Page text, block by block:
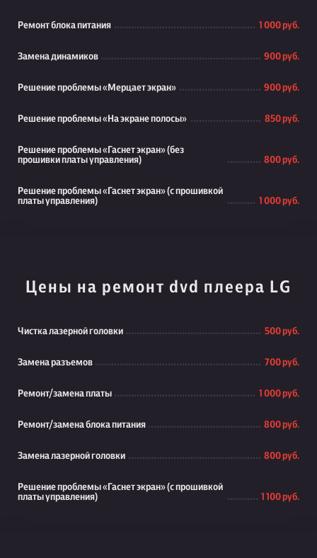
Ремонт блока питания 1 000 руб.
Замена динамиков 900 руб.
Решение проблемы «Мерцает экран» 900 руб.
Решение проблемы «На экране полосы» 850 руб.
Решение проблемы «Гаснет экран» (без
прошивки платы управления)
800 руб.
Решение проблемы «Гаснет экран» (с прошивкой
платы управления)
1 000 руб.
Цены на ремонт dvd плеера LG
Чистка лазерной головки 500 руб.
Замена разъемов 700 руб.
Ремонт/замена платы 1 000 руб.
Ремонт/замена блока питания 800 руб.
Замена лазерной головки 800 руб.
Решение проблемы «Гаснет экран» (с прошивкой
платы управления)
1 100 руб.